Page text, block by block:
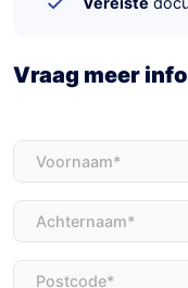
Vraag meer
Voornaam
Achternaam
Adres